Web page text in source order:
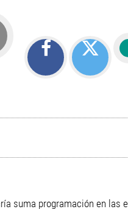
suma programación en las